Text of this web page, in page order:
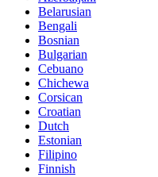
Belarusian
Bengali
Bosnian
Bulgarian
Cebuano
Chichewa
Corsican
Croatian
Dutch
Estonian
Filipino
Finnish